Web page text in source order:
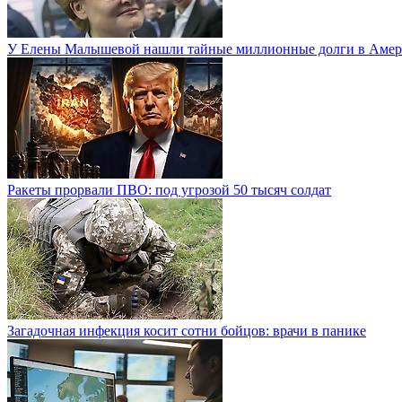
У Елены Малышевой нашли тайные миллионные долги в
Ракеты прорвали ПВО: под угрозой 50 тысяч солдат
Загадочная инфекция косит сотни бойцов: врачи в панике